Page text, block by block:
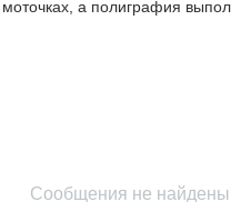
а полиграфия
Сообщения не найдены